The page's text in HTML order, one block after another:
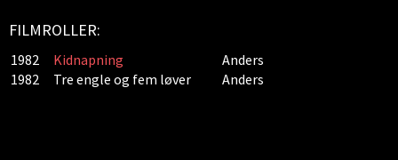
FILMROLLER:
1982 Kidnapning
Anders
1982
Tre engle og fem løver Anders